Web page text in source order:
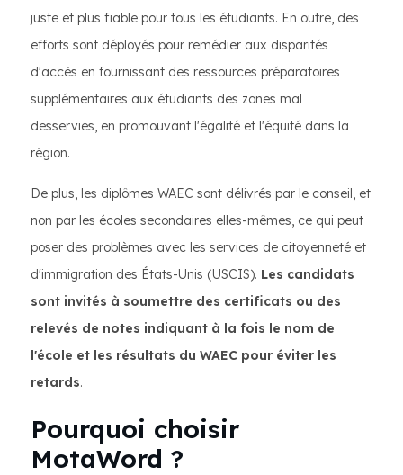
juste et plus fiable pour tous les étudiants. En outre, des
efforts sont déployés pour remédier aux disparités
d'accès en fournissant des ressources préparatoires
supplémentaires aux étudiants des zones mal
desservies, en promouvant l'égalité et l'équité dans la
région.
De plus, les diplômes WAEC sont délivrés par le conseil, et
non par les écoles secondaires elles-mêmes, ce qui peut
poser des problèmes avec les services de citoyenneté et
d'immigration des États-Unis (USCIS). Les candidats
sont invités à soumettre des certificats ou des
relevés de notes indiquant à la fois le nom de
l'école et les résultats du WAEC pour éviter les
retards.
Pourquoi choisir
MotaWord ?